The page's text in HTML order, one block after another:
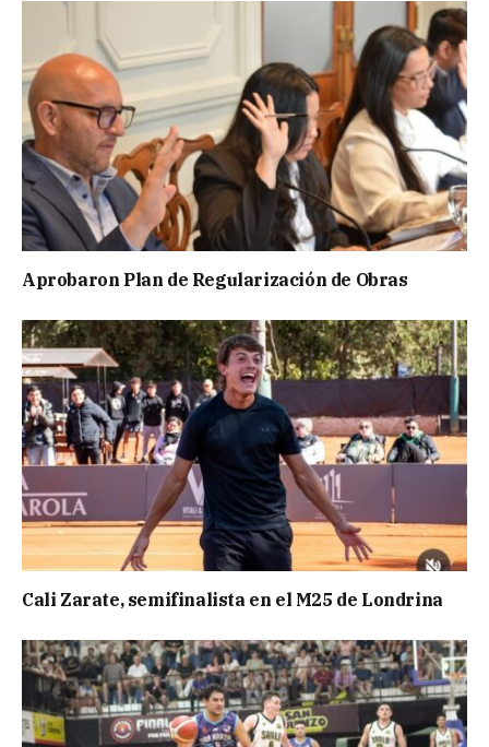
Aprobaron Plan de Regularización de Obras
Cali Zarate, semifinalista en el M25 de Londrina